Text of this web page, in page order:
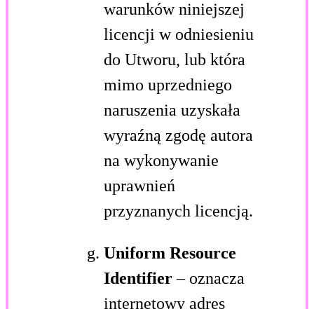
warunków niniejszej
licencji w odniesieniu
do Utworu, lub która
mimo uprzedniego
naruszenia uzyskała
wyraźną zgodę autora
na wykonywanie
uprawnień
przyznanych licencją.
Uniform Resource
Identifier– oznacza
internetowy adres